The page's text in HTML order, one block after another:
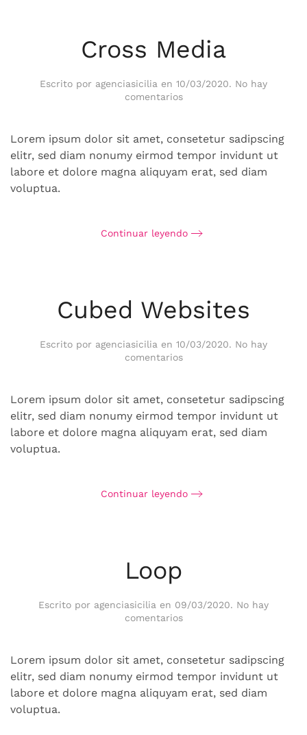
Cross Media
Escrito por agenciasicilia en 10/03/2020. No hay
comentariosen
Lorem ipsum dolor sit amet, consetetur sadipscing
elitr, sed diam nonumy eirmod tempor invidunt ut
labore et dolore magna aliquyam erat, sed diam
voluptua.
Continuar leyendo
Cubed Websites
Escrito por agenciasicilia en 10/03/2020. No hay
comentariosen
Lorem ipsum dolor sit amet, consetetur sadipscing
elitr, sed diam nonumy eirmod tempor invidunt ut
labore et dolore magna aliquyam erat, sed diam
voluptua.
Continuar leyendo
Loop
Escrito por agenciasicilia en 09/03/2020. No hay
comentariosen
Lorem ipsum dolor sit amet, consetetur sadipscing
elitr, sed diam nonumy eirmod tempor invidunt ut
labore et dolore magna aliquyam erat, sed diam
voluptua.